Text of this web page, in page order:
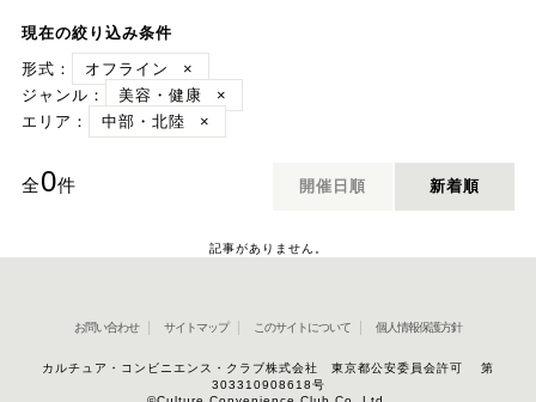
現在の絞り込み条件
形式：
オフライン
×
ジャンル：
美容・健康
×
エリア：
中部・北陸 ×
全0件 開催日順 新着順
記事がありません。
お問い合わせ サイトマップ このサイトについて 個人情報保護方針
カルチュア・コンビニエンス・クラブ株式会社 東京都公安委員会許可 第
303310908618号